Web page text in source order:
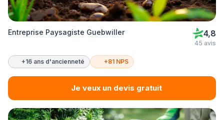
Entreprise Paysagiste Guebwiller 4,8
45 avis
+16 ans d'ancienneté +81 NPS
Je veux un devis gratuit